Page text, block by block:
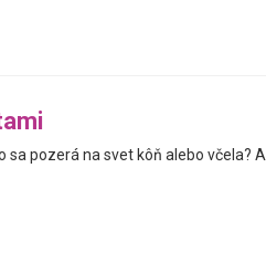
sa pozerá na svet kôň alebo včela? A